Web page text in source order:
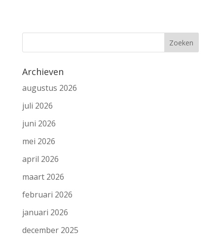
Archieven
augustus 2026
juli 2026
juni 2026
mei 2026
april 2026
maart 2026
februari 2026
januari 2026
december 2025